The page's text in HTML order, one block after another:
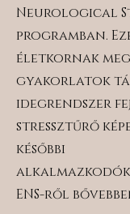
Neurological
programban.
életkornak
gyakorlatok
idegrendszer
stressztűrő
későbbi
ENS-ről